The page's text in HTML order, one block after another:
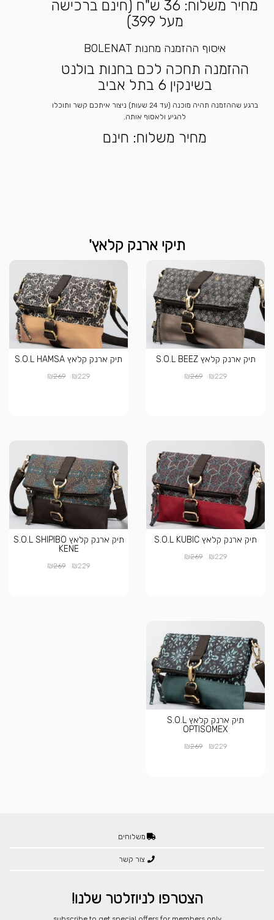
מחיר משלוח: 36 ש"ח (חינם ברכישה
מעל 399)
איסוף ההזמנה מחנות BOLENAT
ההזמנה תחכה לכם בחנות בולנט
בשינקין 6 בתל אביב
ברגע שההזמנה תהיה מוכנה (עד 24 שעות) ניצור איתכם קשר ותוכלו
להגיע ולאסוף אותה.
מחיר משלוח: חינם
תיקי ארנק קלאץ'
תיק ארנק קלאץ S.O.L BEEZ
₪229
₪269
תיק ארנק קלאץ S.O.L HAMSA
₪229
₪269
תיק ארנק קלאץ S.O.L KUBIC
₪229
₪269
תיק ארנק קלאץ S.O.L SHIPIBO
KENE
₪229
₪269
תיק ארנק קלאץ S.O.L
OPTISOMEX
₪229
₪269
משלוחים
צור קשר
הצטרפו לניוזלטר שלנו!